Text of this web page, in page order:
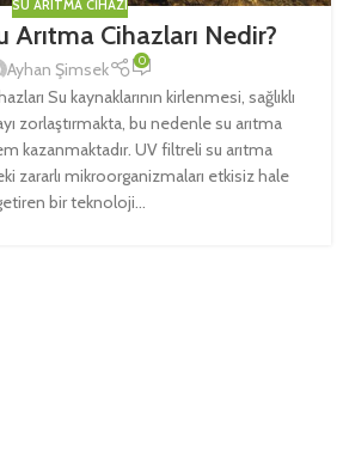
SU ARITMA CIHAZI
Arıtma Cihazları Nedir?
Ayhan Şimsek 0
Su kaynaklarının kirlenmesi, sağlıklı
zorlaştırmakta, bu nedenle su arıtma
kazanmaktadır. UV filtreli su arıtma
zararlı mikroorganizmaları etkisiz hale
bir teknoloji...